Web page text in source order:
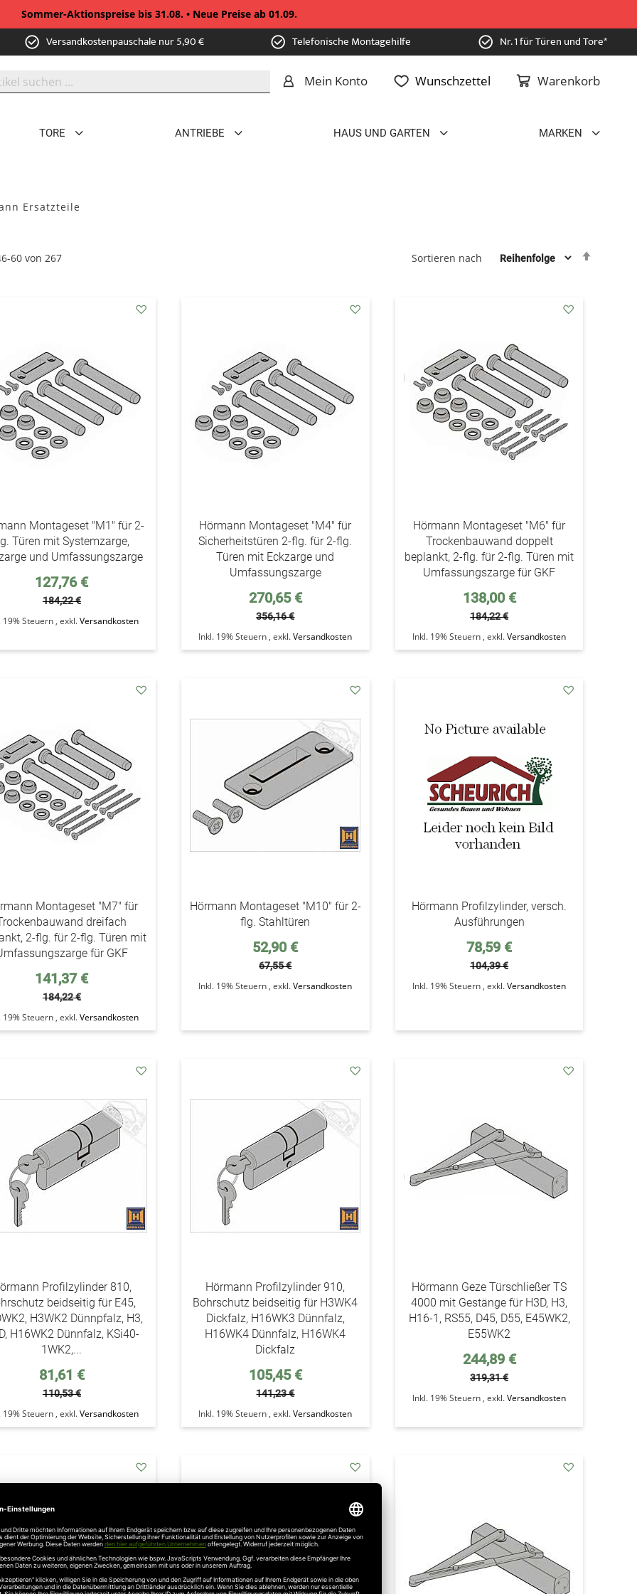
Sommer-Aktionspreise bis 31.08. • Neue Preise ab 01.09.
Versandkostenpauschale nur 5,90 € Telefonische Montagehilfe Nr. 1 für Türen und Tore*
Warenkorb
Mein Konto Wunschzettel
TORE ANTRIEBE HAUS UND GARTEN MARKEN
Ersatzteile
-60von 267 Sortieren nach
Montageset "M1" für 2-
Türen mit Systemzarge,
und Umfassungszarge
Sonderpreis
127,76 €
184,22 €
19% Steuern , exkl.Versandkosten
Hörmann Montageset "M4" für
Sicherheitstüren 2-flg. für 2-flg.
Türen mit Eckzarge und
Umfassungszarge
Sonderpreis
270,65 €
356,16 €
Inkl. 19% Steuern ,exkl.Versandkosten
Hörmann Montageset "M6" für
Trockenbauwand doppelt
beplankt, 2-flg. für 2-flg. Türen mit
Umfassungszarge für GKF
Sonderpreis
138,00 €
184,22 €
Inkl. 19% Steuern ,exkl.Versandkosten
Montageset "M7" für
dreifach
2-flg. für 2-flg. Türen mit
für GKF
Sonderpreis
141,37 €
184,22 €
19% Steuern , exkl.Versandkosten
den
Wunschzettel
Hörmann Montageset "M10" für 2-
flg. Stahltüren
Sonderpreis
52,90 €
67,55 €
Inkl. 19% Steuern ,exkl.Versandkosten
Hörmann Profilzylinder, versch.
Ausführungen
Sonderpreis
78,59 €
104,39 €
Inkl. 19% Steuern ,exkl.Versandkosten
den
Wunschzettel
Profilzylinder 810,
beidseitig für E45,
H3WK2 Dünnpfalz, H3,
H16WK2 Dünnfalz, KSi40-
1WK2,...
Sonderpreis
81,61 €
110,53 €
19% Steuern , exkl.Versandkosten
den
Wunschzettel
Hörmann Profilzylinder 910,
Bohrschutz beidseitig für H3WK4
Dickfalz, H16WK3 Dünnfalz,
H16WK4 Dünnfalz, H16WK4
Dickfalz
Sonderpreis
105,45 €
141,23 €
Inkl. 19% Steuern ,exkl.Versandkosten
Hörmann Geze Türschließer TS
4000 mit Gestänge für H3D, H3,
H16-1, RS55, D45, D55, E45WK2,
E55WK2
Sonderpreis
244,89 €
319,31 €
Inkl. 19% Steuern ,exkl.Versandkosten
addAuf
addAuf
Wunschzettel